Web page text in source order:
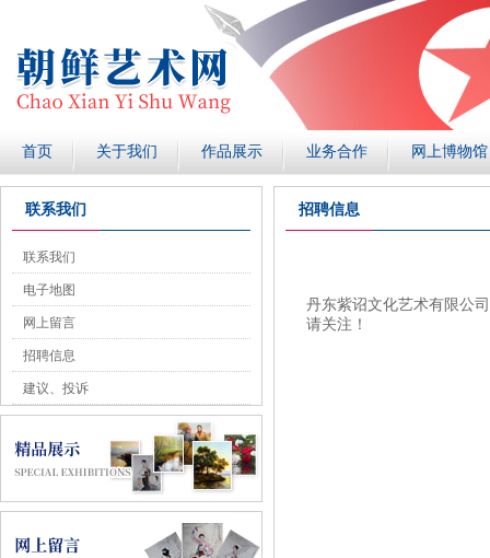
首页 关于我们 作品展示 业务合作 网上博物馆
联系我们
联系我们
电子地图
网上留言
招聘信息
建议、投诉
招聘信息
丹东紫诏文化艺术有限公
请关注！